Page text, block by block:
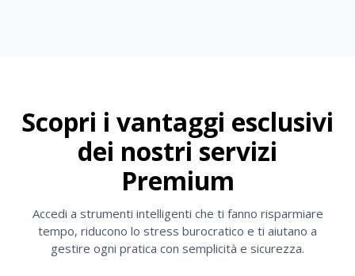
Scopri i vantaggi esclusivi
dei nostri servizi
Premium
Accedi a strumenti intelligenti che ti fanno risparmiare
tempo, riducono lo stress burocratico e ti aiutano a
gestire ogni pratica con semplicità e sicurezza.